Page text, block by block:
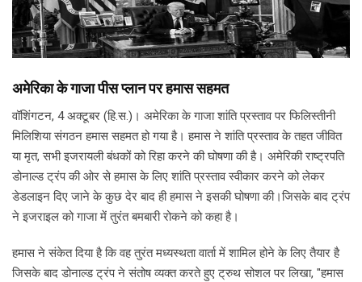
अमेरिका के गाजा पीस प्लान पर हमास सहमत
वॉशिंगटन, 4 अक्टूबर (हि.स.)। अमेरिका के गाजा शांति प्रस्ताव पर फिलिस्तीनी
मिलिशिया संगठन हमास सहमत हो गया है। हमास ने शांति प्रस्ताव के तहत जीवित
या मृत, सभी इजरायली बंधकों को रिहा करने की घोषणा की है। अमेरिकी राष्ट्रपति
डोनाल्ड ट्रंप की ओर से हमास के लिए शांति प्रस्ताव स्वीकार करने को लेकर
डेडलाइन दिए जाने के कुछ देर बाद ही हमास ने इसकी घोषणा की।जिसके बाद ट्रंप
ने इजराइल को गाजा में तुरंत बमबारी रोकने को कहा है।
हमास ने संकेत दिया है कि वह तुरंत मध्यस्थता वार्ता में शामिल होने के लिए तैयार है
जिसके बाद डोनाल्ड ट्रंप ने संतोष व्यक्त करते हुए ट्रुथ सोशल पर लिखा, "हमास